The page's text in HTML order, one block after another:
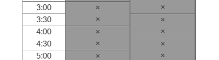
3:00
×
×
3:30
×
×
4:00
×
×
4:30
×
×
5:00
×
×